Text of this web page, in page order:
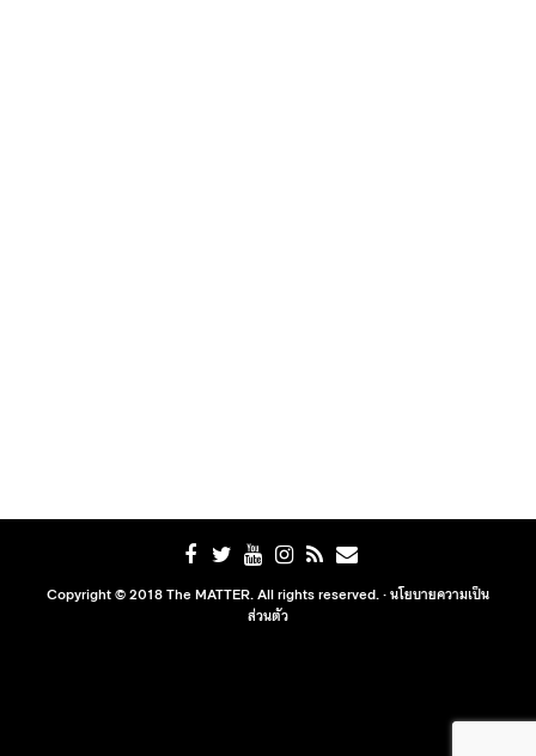
Copyright © 2018 The MATTER. All rights reserved. ·นโยบายความเป็น
ส่วนตัว